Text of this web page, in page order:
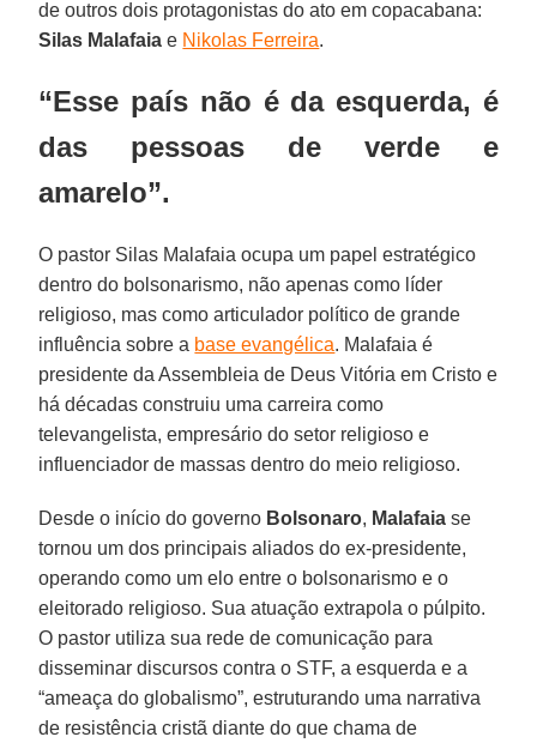
de outros dois protagonistas do ato em copacabana:
Silas Malafaia e Nikolas Ferreira.
“Esse país não é da esquerda, é
das pessoas de verde e
amarelo”.
O pastor Silas Malafaia ocupa um papel estratégico
dentro do bolsonarismo, não apenas como líder
religioso, mas como articulador político de grande
influência sobre a base evangélica. Malafaia é
presidente da Assembleia de Deus Vitória em Cristo e
há décadas construiu uma carreira como
televangelista, empresário do setor religioso e
influenciador de massas dentro do meio religioso.
Desde o início do governo Bolsonaro, Malafaia se
tornou um dos principais aliados do ex-presidente,
operando como um elo entre o bolsonarismo e o
eleitorado religioso. Sua atuação extrapola o púlpito.
O pastor utiliza sua rede de comunicação para
disseminar discursos contra o STF, a esquerda e a
“ameaça do globalismo”, estruturando uma narrativa
de resistência cristã diante do que chama de